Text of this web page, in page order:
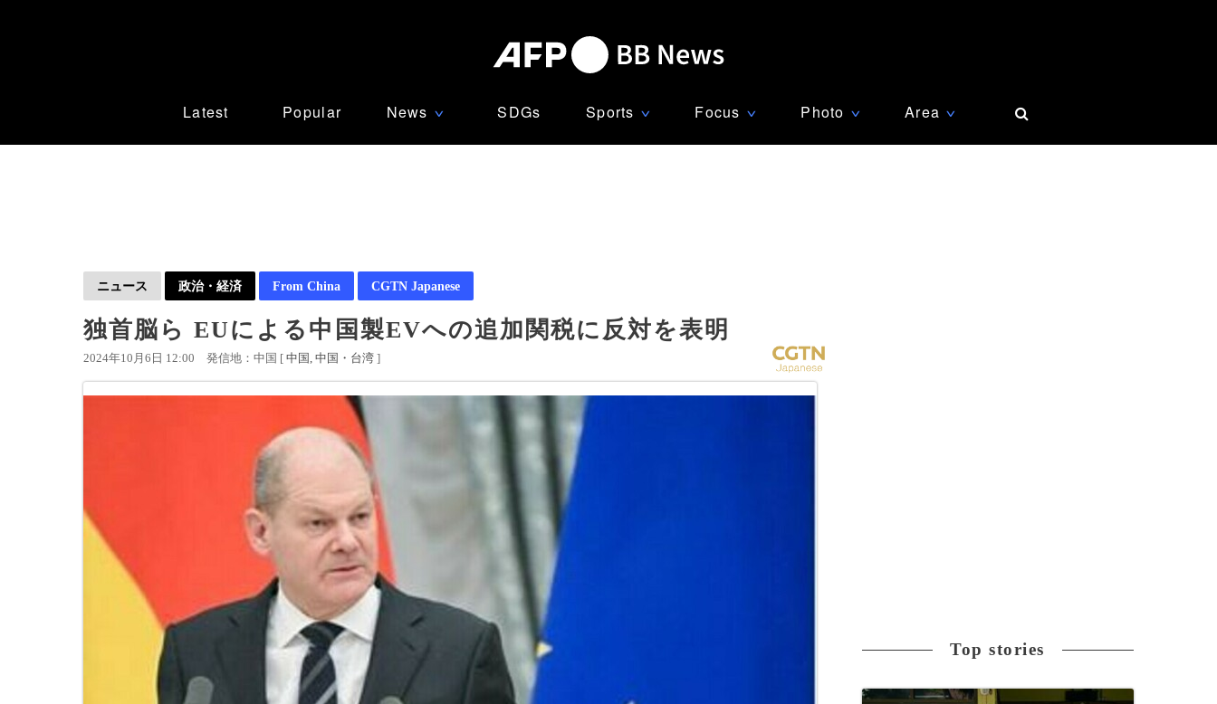
Latest Popular News ∨ SDGs Sports ∨ Focus ∨ Photo ∨ Area ∨
ニュース 政治・経済 From China CGTN Japanese
独首脳ら EUによる中国製EVへの追加関税に反対を表明
2024年10月6日 12:00 発信地：中国 [ 中国 中国・台湾 ]
Top stories